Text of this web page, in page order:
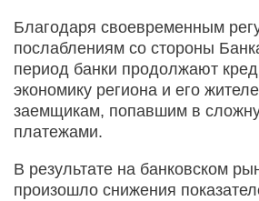
Благодаря своевременным
послаблениям со стороны
период банки продолжают
экономику региона и его
заемщикам, попавшим в
платежами.
В результате на банковском
произошло снижения